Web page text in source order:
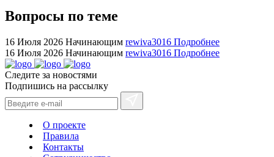
sale.
hilarity
exceptional
method.
www.yvessaintlaurent.to
with
the
prices.
Вопросы по теме
16 Июля 2026 Начинающим rewiva3016 Подробнее
16 Июля 2026 Начинающим rewiva3016 Подробнее
Следите за новостями
Подпишись на рассылку
О проекте
Правила
Контакты